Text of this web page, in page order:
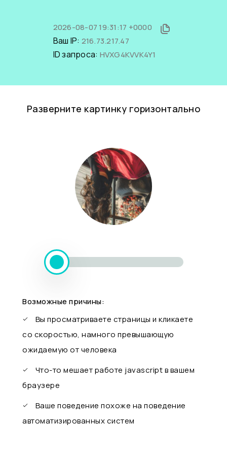
2026-08-07 19:31:17 +0000
Ваш IP: 216.73.217.47
ID запроса: HVXG4KVVK4Y1
Разверните картинку горизонтально
Возможные причины:
Вы просматриваете страницы и кликаете
со скоростью, намного превышающую
ожидаемую от человека
Что-то мешает работе javascript в вашем
браузере
Ваше поведение похоже на поведение
автоматизированных систем